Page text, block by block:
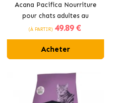
Acana Pacifica Nourriture
pour chats adultes au
poisson
(À PARTIR) 49.89 €
Acheter